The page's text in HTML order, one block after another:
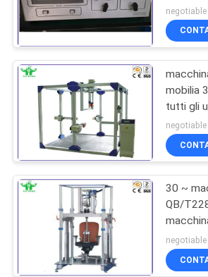
Macchina test
tensile
Macchina per
induzione
del cavo
mobilia
tutti gli
del
30 ~
QB/
mobilia
65cm
urto di